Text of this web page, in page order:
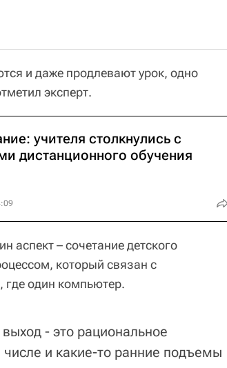
и даже продлевают урок, одно
эксперт.
учителя столкнулись с
дистанционного обучения
аспект – сочетание детского
который связан с
где один компьютер.
- это рациональное
и какие-то ранние подъемы